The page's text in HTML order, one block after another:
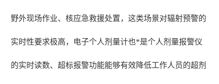
野外现场作业、核应急救援处置，这类场景对辐射预警的
实时性要求极高，电子个人剂量计也*是个人剂量报警仪
的实时读数、超标报警功能能够有效降低工作人员的超剂